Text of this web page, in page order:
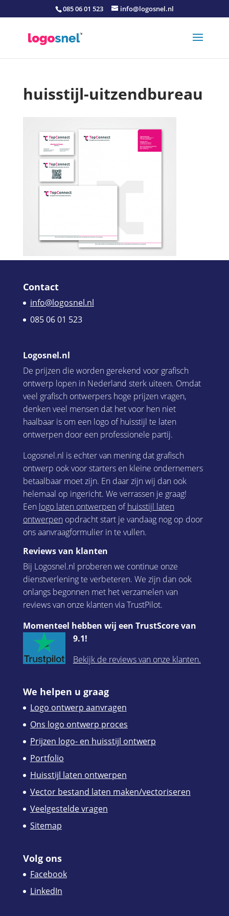
085 06 01 523 info@logosnel.nl
huisstijl-uitzendbureau
Contact
info@logosnel.nl
085 06 01 523
Logosnel.nl
De prijzen die worden gerekend voor grafisch
ontwerp lopen in Nederland sterk uiteen. Omdat
veel grafisch ontwerpers hoge prijzen vragen,
denken veel mensen dat het voor hen niet
haalbaar is om een logo of huisstijl te laten
ontwerpen door een professionele partij.
Logosnel.nl is echter van mening dat grafisch
ontwerp ook voor starters en kleine ondernemers
betaalbaar moet zijn. En daar zijn wij dan ook
helemaal op ingericht. We verrassen je graag!
Een logo laten ontwerpenofhuisstijl laten
ontwerpenopdracht start je vandaag nog op door
ons aanvraagformulier in te vullen.
Reviews van klanten
Bij Logosnel.nl proberen we continue onze
dienstverlening te verbeteren. We zijn dan ook
onlangs begonnen met het verzamelen van
reviews van onze klanten via TrustPilot.
Momenteel hebben wij een TrustScore van
9.1!
Bekijk de reviews van onze klanten.
We helpen u graag
Logo ontwerp aanvragen
Ons logo ontwerp proces
Prijzen logo- en huisstijl ontwerp
Portfolio
Huisstijl laten ontwerpen
Vector bestand laten maken/vectoriseren
Veelgestelde vragen
Sitemap
Volg ons
Facebook
LinkedIn